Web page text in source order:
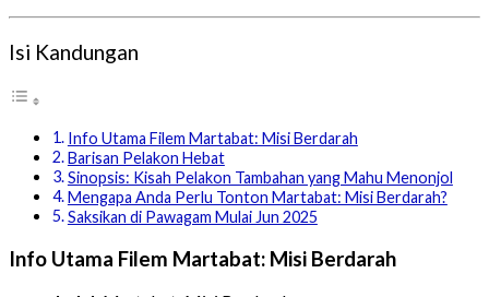
Isi Kandungan
Info Utama Filem Martabat: Misi Berdarah
Barisan Pelakon Hebat
Sinopsis: Kisah Pelakon Tambahan yang Mahu Menonjol
Mengapa Anda Perlu Tonton Martabat: Misi Berdarah?
Saksikan di Pawagam Mulai Jun 2025
Info Utama Filem Martabat: Misi Berdarah